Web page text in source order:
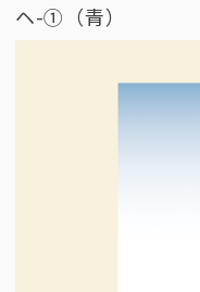
ヘ-①（青）